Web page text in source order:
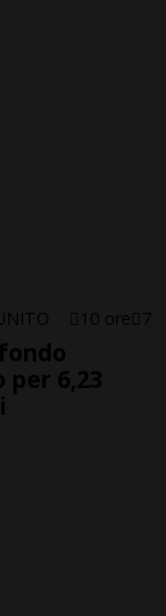
10 ore 7
per 6,23